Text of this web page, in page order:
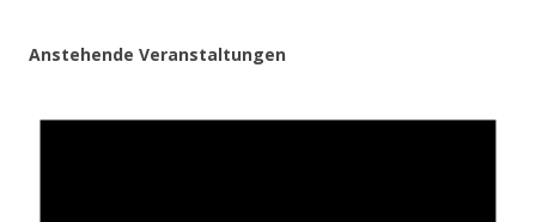
Anstehende Veranstaltungen